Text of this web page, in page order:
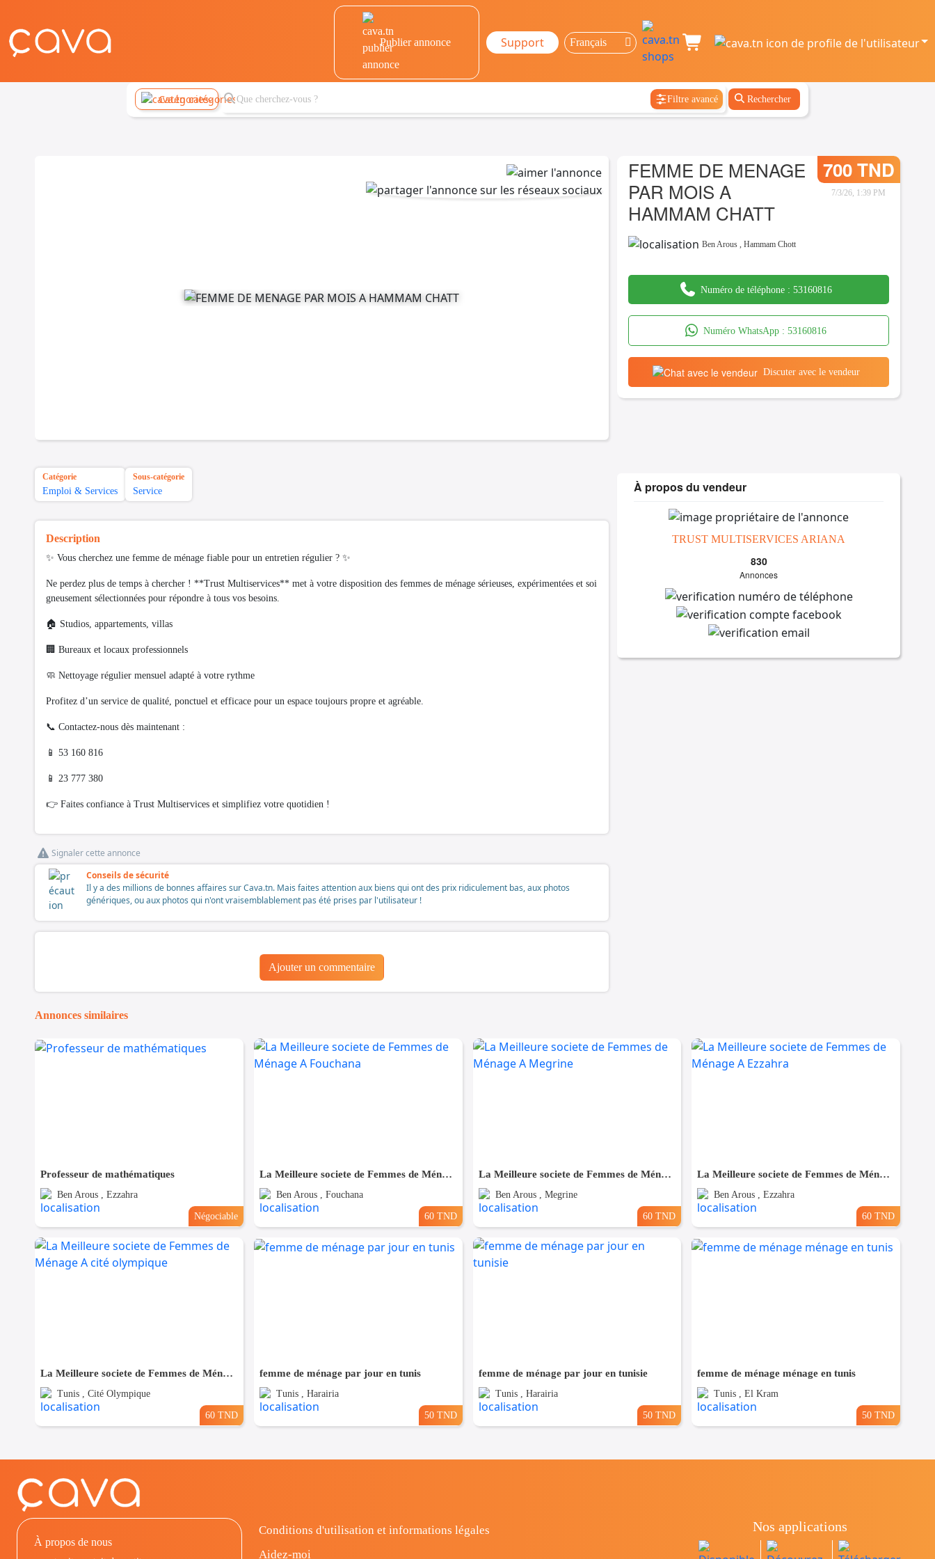
Publier annonce Support
Catégories Filtre avancé Rechercher
FEMME DE MENAGE
PAR MOIS A
HAMMAM CHATT
700 TND
7/3/26, 1:39 PM
Ben Arous ,Hammam Chott
Numéro de téléphone : 53160816
Numéro WhatsApp :53160816
Discuter avec le vendeur
Catégorie
Emploi & Services
Sous-catégorie
Service
Description
✨ Vous cherchez une femme de ménage fiable pour un entretien régulier ? ✨
Ne perdez plus de temps à chercher ! **Trust Multiservices** met à votre disposition des femmes de ménage sérieuses, expérimentées et soi
gneusement sélectionnées pour répondre à tous vos besoins.
🏠 Studios, appartements, villas
🏢 Bureaux et locaux professionnels
🧼 Nettoyage régulier mensuel adapté à votre rythme
Profitez d’un service de qualité, ponctuel et efficace pour un espace toujours propre et agréable.
📞 Contactez-nous dès maintenant :
📱 53 160 816
📱 23 777 380
👉 Faites confiance à Trust Multiservices et simplifiez votre quotidien !
Signaler cette annonce
Conseils de sécurité
Il y a des millions de bonnes affaires sur Cava.tn. Mais faites attention aux biens qui ont des prix ridiculement bas, aux photos
génériques, ou aux photos qui n'ont vraisemblablement pas été prises par l'utilisateur !
Ajouter un commentaire
À propos du vendeur
TRUST MULTISERVICES ARIANA
830
Annonces
Annonces similaires
Professeur de mathématiques
Ben Arous , Ezzahra
Négociable
La Meilleure societe de Femmes de Ménage A Fouchana
Ben Arous , Fouchana
60 TND
La Meilleure societe de Femmes de Ménage A Megrine
Ben Arous , Megrine
60 TND
La Meilleure societe de Femmes de Ménage A Ezzahra
Ben Arous , Ezzahra
60 TND
La Meilleure societe de Femmes de Ménage A cité olympique
Tunis , Cité Olympique
60 TND
femme de ménage par jour en tunis
Tunis , Harairia
50 TND
femme de ménage par jour en tunisie
Tunis , Harairia
50 TND
femme de ménage ménage en tunis
Tunis , El Kram
50 TND
À propos de nous
Conditions d'utilisation et informations légales
Aidez-moi
Nos applications